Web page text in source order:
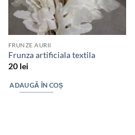
FRUNZE AURII
Frunza artificiala textila
20 lei
ADAUGĂ ÎN COȘ